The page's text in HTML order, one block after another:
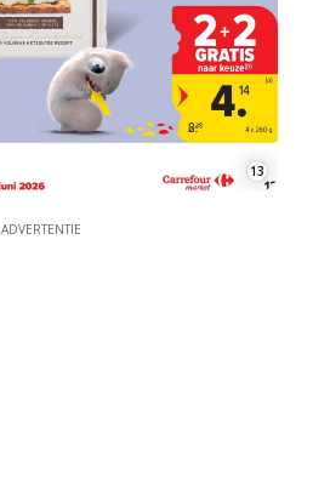
13
ADVERTENTIE